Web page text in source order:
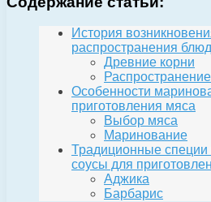
История
распространения
Древние корни
Особенности
приготовления мяса
Выбор мяса
Маринование
Традиционные
соусы для
Аджика
Барбарис